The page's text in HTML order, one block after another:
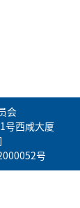
会
号西咸大厦
号